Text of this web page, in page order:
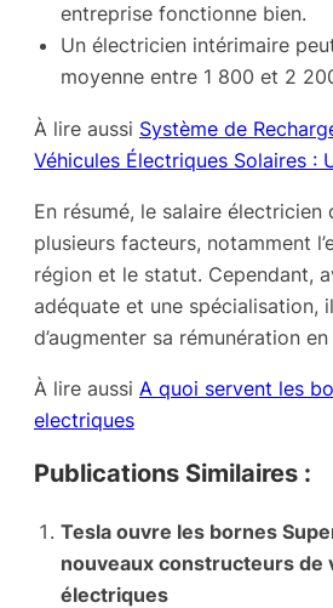
entreprise fonctionne bien.
Un électricien intérimaire
moyenne entre 1 800 et 2
À lire aussi Système de
Véhicules Électriques Solaires :
En résumé, le salaire électricien
plusieurs facteurs, notamment
région et le statut. Cependant,
adéquate et une spécialisation,
d’augmenter sa rémunération
À lire aussi A quoi servent les
electriques
Publications Similaires :
Tesla ouvre les bornes
nouveaux constructeurs de
électriques